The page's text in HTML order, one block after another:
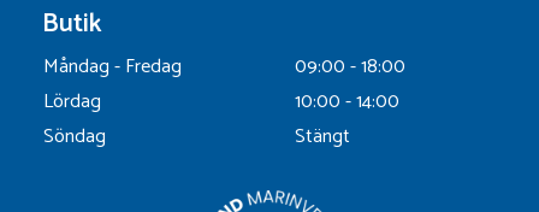
Butik
Måndag - Fredag
09:00 - 18:00
Lördag
10:00 - 14:00
Söndag
Stängt